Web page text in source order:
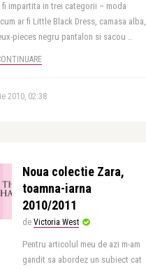
impartita in trei categorii – moda
ar fi Little Black Dress, camasa alba,
pieces negru pantalon si sacou ..
2010, 02:38
Noua colectie Zara,
toamna-iarna
2010/2011
de Victoria West
Pentru articolul meu de azi m-am
gandit sa abordez un subiect cat